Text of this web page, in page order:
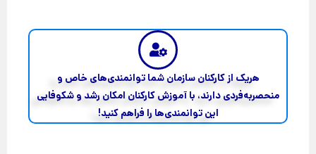
هریک از کارکنان سازمان شما توانمندی‌های خاص و
منحصربه‌فردی دارند، با آموزش کارکنان امکان رشد و شکوفایی
این توانمندی‌ها را فراهم کنید!